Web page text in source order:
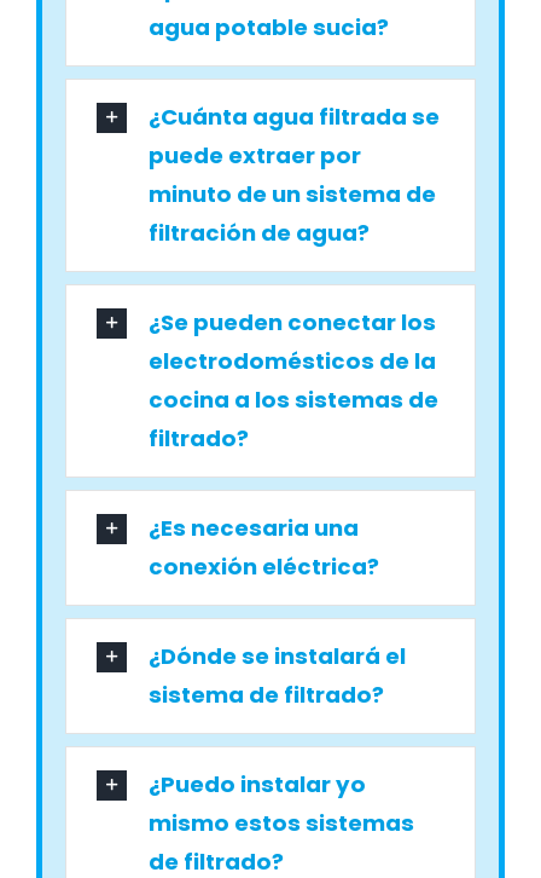
agua potable sucia?
¿Cuánta agua filtrada se
puede extraer por
minuto de un sistema de
filtración de agua?
¿Se pueden conectar los
electrodomésticos de la
cocina a los sistemas de
filtrado?
¿Es necesaria una
conexión eléctrica?
¿Dónde se instalará el
sistema de filtrado?
¿Puedo instalar yo
mismo estos sistemas
de filtrado?